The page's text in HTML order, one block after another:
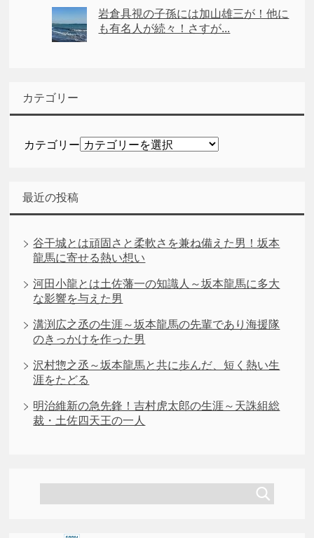
岩倉具視の子孫には加山雄三が！他に
も有名人が続々！さすが...
カテゴリー
カテゴリー
最近の投稿
谷干城とは頑固さと柔軟さを兼ね備えた男！坂本
龍馬に寄せる熱い想い
河田小龍とは土佐藩一の知識人～坂本龍馬に多大
な影響を与えた男
溝渕広之丞の生涯～坂本龍馬の先輩であり海援隊
のきっかけを作った男
沢村惣之丞～坂本龍馬と共に歩んだ、短く熱い生
涯をたどる
明治維新の急先鋒！吉村虎太郎の生涯～天誅組総
裁・土佐四天王の一人